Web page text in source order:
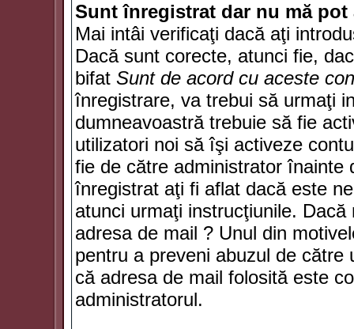
Sunt înregistrat dar nu mă
Mai intâi verificaţi dacă aţi
Dacă sunt corecte, atunci fie,
bifat Sunt de acord cu aceste
înregistrare, va trebui să urmaţi
dumneavoastră trebuie să fie
utilizatori noi să îşi activeze
fie de către administrator înainte
înregistrat aţi fi aflat dacă este
atunci urmaţi instrucţiunile.
adresa de mail ? Unul din
pentru a preveni abuzul de către
că adresa de mail folosită este
administratorul.